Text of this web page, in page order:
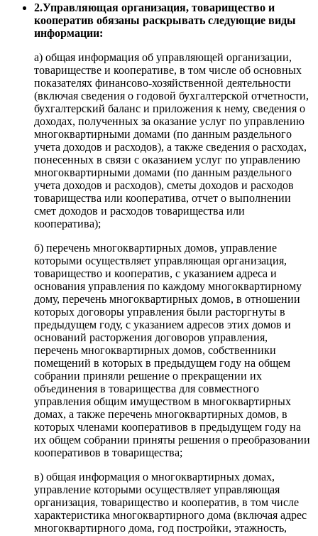
2.Управляющая организация, товарищество и
кооператив обязаны раскрывать следующие виды
информации:
а) общая информация об управляющей организации,
товариществе и кооперативе, в том числе об основных
показателях финансово-хозяйственной деятельности
(включая сведения о годовой бухгалтерской отчетности,
бухгалтерский баланс и приложения к нему, сведения о
доходах, полученных за оказание услуг по управлению
многоквартирными домами (по данным раздельного
учета доходов и расходов), а также сведения о расходах,
понесенных в связи с оказанием услуг по управлению
многоквартирными домами (по данным раздельного
учета доходов и расходов), сметы доходов и расходов
товарищества или кооператива, отчет о выполнении
смет доходов и расходов товарищества или
кооператива);
б) перечень многоквартирных домов, управление
которыми осуществляет управляющая организация,
товарищество и кооператив, с указанием адреса и
основания управления по каждому многоквартирному
дому, перечень многоквартирных домов, в отношении
которых договоры управления были расторгнуты в
предыдущем году, с указанием адресов этих домов и
оснований расторжения договоров управления,
перечень многоквартирных домов, собственники
помещений в которых в предыдущем году на общем
собрании приняли решение о прекращении их
объединения в товарищества для совместного
управления общим имуществом в многоквартирных
домах, а также перечень многоквартирных домов, в
которых членами кооперативов в предыдущем году на
их общем собрании приняты решения о преобразовании
кооперативов в товарищества;
в) общая информация о многоквартирных домах,
управление которыми осуществляет управляющая
организация, товарищество и кооператив, в том числе
характеристика многоквартирного дома (включая адрес
многоквартирного дома, год постройки, этажность,